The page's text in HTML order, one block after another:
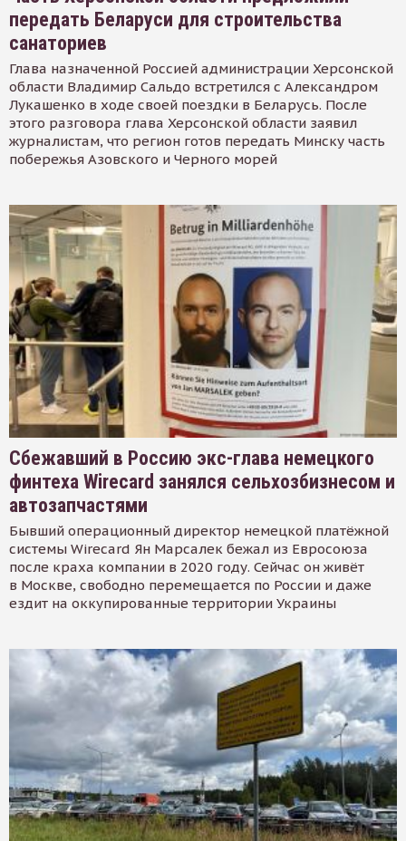
передать Беларуси для строительства
санаториев
Глава назначенной Россией администрации Херсонской
области Владимир Сальдо встретился с Александром
Лукашенко в ходе своей поездки в Беларусь. После
этого разговора глава Херсонской области заявил
журналистам, что регион готов передать Минску часть
побережья Азовского и Черного морей
Сбежавший в Россию экс-глава немецкого
финтеха Wirecard занялся сельхозбизнесом и
автозапчастями
Бывший операционный директор немецкой платёжной
системы Wirecard Ян Марсалек бежал из Евросоюза
после краха компании в 2020 году. Сейчас он живёт
в Москве, свободно перемещается по России и даже
ездит на оккупированные территории Украины